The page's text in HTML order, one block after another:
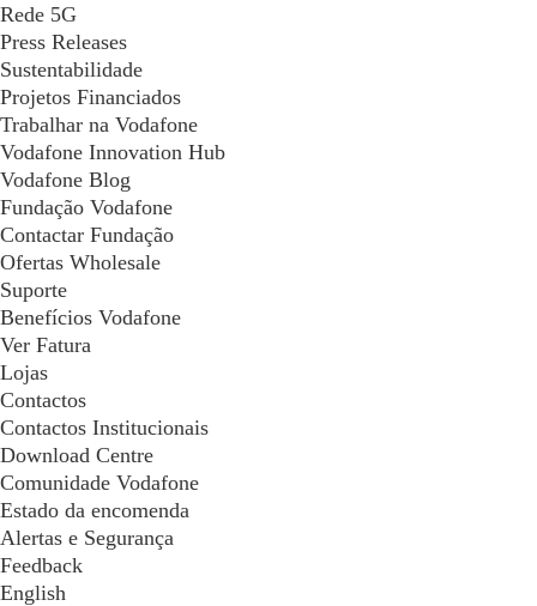
Rede 5G
Press Releases
Sustentabilidade
Projetos Financiados
Trabalhar na Vodafone
Vodafone Innovation Hub
Vodafone Blog
Fundação Vodafone
Contactar Fundação
Ofertas Wholesale
Suporte
Benefícios Vodafone
Ver Fatura
Lojas
Contactos
Contactos Institucionais
Download Centre
Comunidade Vodafone
Estado da encomenda
Alertas e Segurança
Feedback
English